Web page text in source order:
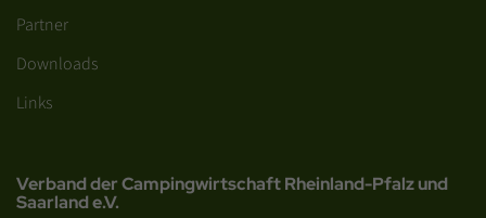
Partner
Downloads
Links
Verband der Campingwirtschaft Rheinland-Pfalz und
Saarland e.V.